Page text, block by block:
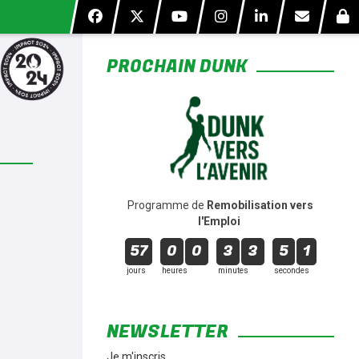
PROCHAIN DUNK
Programme de Remobilisation vers
l'Emploi
57
jours
0 0
heures
3 3
minutes
5 0
secondes
NEWSLETTER